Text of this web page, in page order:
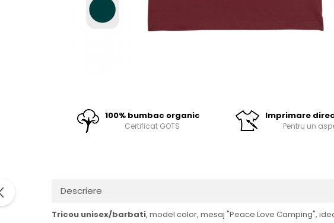
100% bumbac organic
Certificat GOTS
Imprimare
Pentru un
Descriere
Tricou unisex/barbati, model color, mesaj "Peace Love Camping",